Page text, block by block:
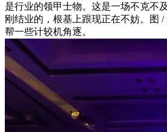
是行业的领甲士物。这是一场不克不
刚结业的，根基上跟现正在不妨。图
帮一些计较机角逐。